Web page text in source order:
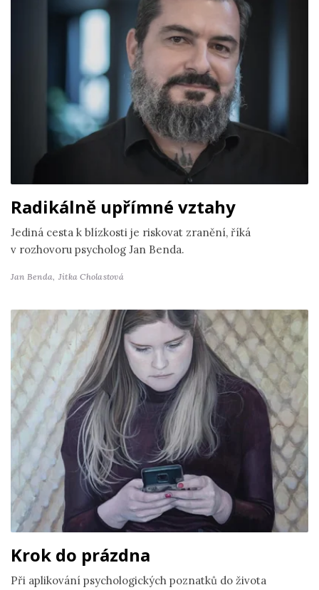
Radikálně upřímné vztahy
Jediná cesta k blízkosti je riskovat zranění, říká
v rozhovoru psycholog Jan Benda.
Jan Benda, Jitka Cholastová
Krok do prázdna
Při aplikování psychologických poznatků do života